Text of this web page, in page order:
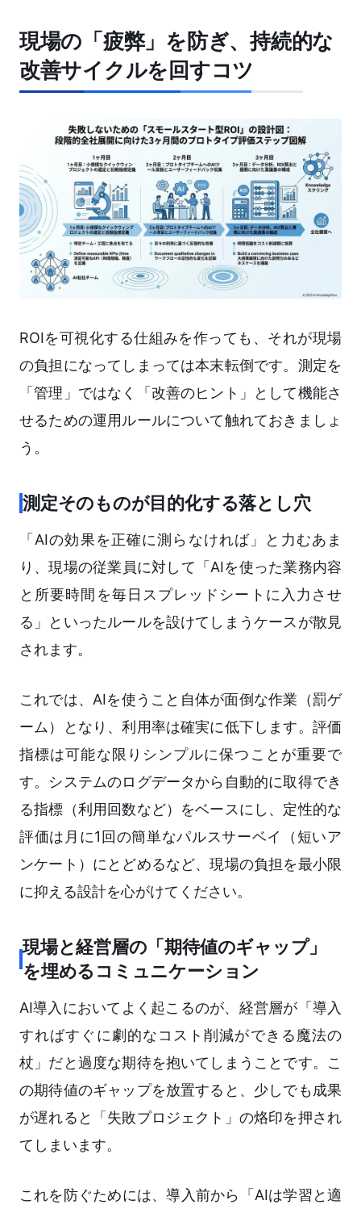
現場の「疲弊」を防ぎ、持続的な
改善サイクルを回すコツ
ROIを可視化する仕組みを作っても、それが現場
の負担になってしまっては本末転倒です。測定を
「管理」ではなく「改善のヒント」として機能さ
せるための運用ルールについて触れておきましょ
う。
測定そのものが目的化する落とし穴
「AIの効果を正確に測らなければ」と力むあま
り、現場の従業員に対して「AIを使った業務内容
と所要時間を毎日スプレッドシートに入力させ
る」といったルールを設けてしまうケースが散見
されます。
これでは、AIを使うこと自体が面倒な作業（罰ゲ
ーム）となり、利用率は確実に低下します。評価
指標は可能な限りシンプルに保つことが重要で
す。システムのログデータから自動的に取得でき
る指標（利用回数など）をベースにし、定性的な
評価は月に1回の簡単なパルスサーベイ（短いア
ンケート）にとどめるなど、現場の負担を最小限
に抑える設計を心がけてください。
現場と経営層の「期待値のギャップ」
を埋めるコミュニケーション
AI導入においてよく起こるのが、経営層が「導入
すればすぐに劇的なコスト削減ができる魔法の
杖」だと過度な期待を抱いてしまうことです。こ
の期待値のギャップを放置すると、少しでも成果
が遅れると「失敗プロジェクト」の烙印を押され
てしまいます。
これを防ぐためには、導入前から「AIは学習と適